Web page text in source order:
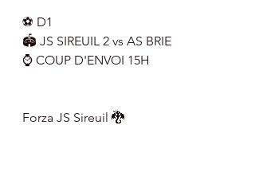
⚽️ D1
🏟 JS SIREUIL 2 vs AS BRIE
⌚️ COUP D'ENVOI 15H
Forza JS Sireuil 🐉